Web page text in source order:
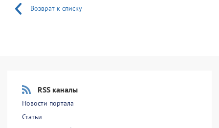
Возврат к списку
RSS каналы
Новости портала
Статьи